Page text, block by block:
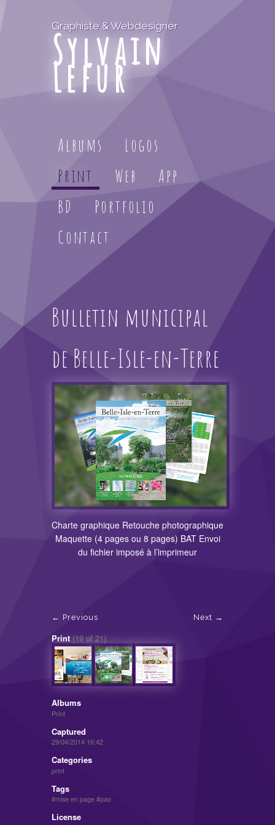
Graphiste & Webdesigner
Sylvain
Lefur
Albums
Logos
Print
Web
App
BD
Portfolio
Contact
Bulletin municipal
de Belle-Isle-en-Terre
Charte graphique Retouche photographique
Maquette (4 pages ou 8 pages) BAT Envoi
du fichier imposé à l’imprimeur
Next
Previous
Print (19 of 21)
Albums
Print
Captured
29/04/2014 16:42
Categories
print
Tags
mise en page pao
License